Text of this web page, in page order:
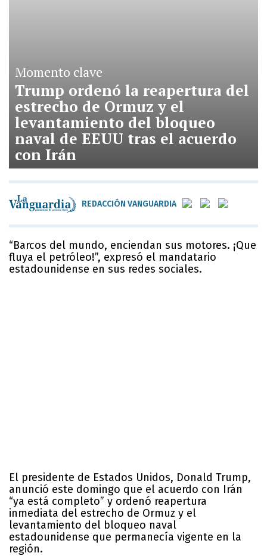
Momento clave
Trump ordenó la reapertura del
estrecho de Ormuz y el
levantamiento del bloqueo
naval de EEUU tras el acuerdo
con Irán
REDACCIÓN VANGUARDIA
“Barcos del mundo, enciendan sus motores. ¡Que
fluya el petróleo!”, expresó el mandatario
estadounidense en sus redes sociales.
El presidente de Estados Unidos, Donald Trump,
anunció este domingo que el acuerdo con Irán
“ya está completo” y ordenó reapertura
inmediata del estrecho de Ormuz y el
levantamiento del bloqueo naval
estadounidense que permanecía vigente en la
región.